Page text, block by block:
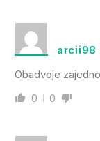
arcii98
Obadvoje
0 0